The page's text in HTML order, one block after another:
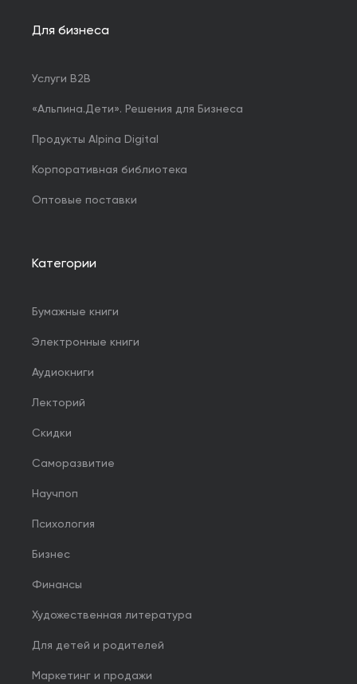
Для бизнеса
Услуги B2B
«Альпина.Дети». Решения для Бизнеса
Продукты Alpina Digital
Корпоративная библиотека
Оптовые поставки
Категории
Бумажные книги
Электронные книги
Аудиокниги
Лекторий
Скидки
Саморазвитие
Научпоп
Психология
Бизнес
Финансы
Художественная литература
Для детей и родителей
Маркетинг и продажи